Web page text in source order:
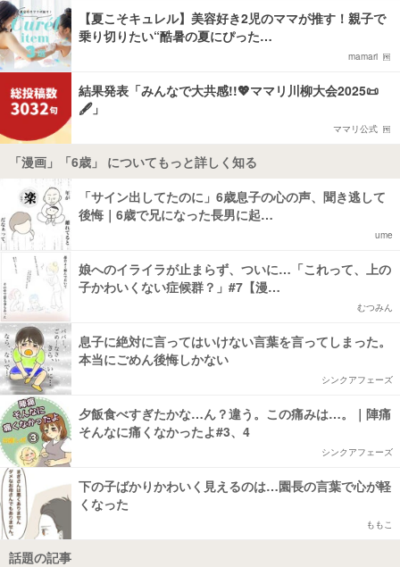
【夏こそキュレル】美容好き2児のママが推す！親子で
乗り切りたい“酷暑の夏にぴった…
mamari
結果発表「みんなで大共感!!💖ママリ川柳大会2025📜
🖋️」
ママリ公式
「漫画」「6歳」 についてもっと詳しく知る
「サイン出してたのに」6歳息子の心の声、聞き逃して
後悔｜6歳で兄になった長男に起…
ume
娘へのイライラが止まらず、ついに…「これって、上の
子かわいくない症候群？」#7【漫…
むつみん
息子に絶対に言ってはいけない言葉を言ってしまった。
本当にごめん後悔しかない
シンクアフェーズ
夕飯食べすぎたかな…ん？違う。この痛みは…。｜陣痛
そんなに痛くなかったよ#3、4
シンクアフェーズ
下の子ばかりかわいく見えるのは…園長の言葉で心が軽
くなった
ももこ
話題の記事